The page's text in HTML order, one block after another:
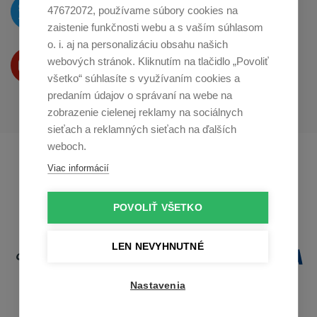
47672072, používame súbory cookies na
zaistenie funkčnosti webu a s vaším súhlasom
o. i. aj na personalizáciu obsahu našich
webových stránok. Kliknutím na tlačidlo „Povoliť
všetko“ súhlasíte s využívaním cookies a
predaním údajov o správaní na webe na
zobrazenie cielenej reklamy na sociálnych
sieťach a reklamných sieťach na ďalších
weboch.
Viac informácií
POVOLIŤ VŠETKO
LEN NEVYHNUTNÉ
Nastavenia
O novinkách píšeme
naTwitteri
Produkty Vám predstavujeme
na Youtube
Profikuchař.cz